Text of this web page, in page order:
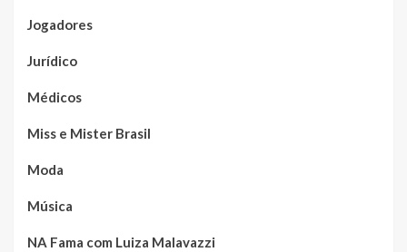
Jogadores
Jurídico
Médicos
Miss e Mister Brasil
Moda
Música
NA Fama com Luiza Malavazzi